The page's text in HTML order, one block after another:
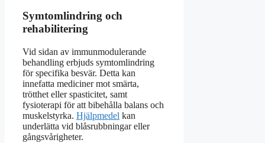
Symtomlindring och
rehabilitering
Vid sidan av immunmodulerande
behandling erbjuds symtomlindring
för specifika besvär. Detta kan
innefatta mediciner mot smärta,
trötthet eller spasticitet, samt
fysioterapi för att bibehålla balans och
muskelstyrka. Hjälpmedel kan
underlätta vid blåsrubbningar eller
gångsvårigheter.